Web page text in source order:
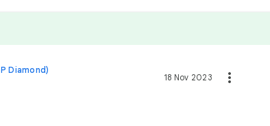
Diamond)
18 Nov 2023